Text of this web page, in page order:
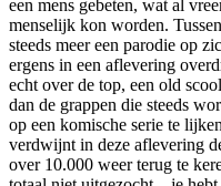
een mens gebeten, wat al
menselijk kon worden.
steeds meer een parodie op
ergens in een aflevering
echt over de top, een old
dan de grappen die steeds
op een komische serie te
verdwijnt in deze aflevering
over 10.000 weer terug te